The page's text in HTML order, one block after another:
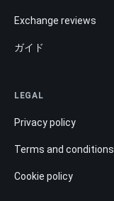
Exchange reviews
ガイド
LEGAL
Privacy policy
Terms and conditions
Cookie policy